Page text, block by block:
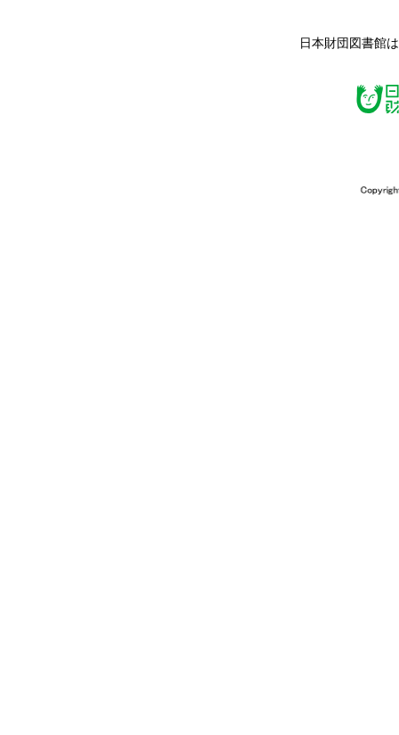
日本財団図書館